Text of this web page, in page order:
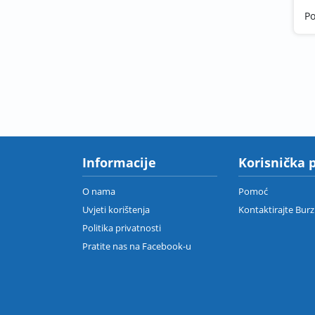
Informacije
O nama
Uvjeti korištenja
Politika privatnosti
Pratite nas na Facebook-u
Korisnička
Pomoć
Kontaktirajte